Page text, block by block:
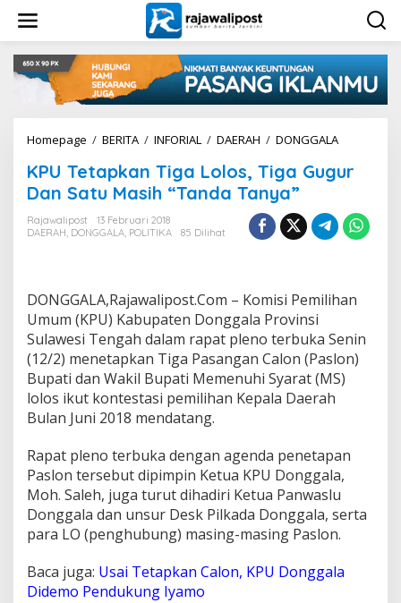
w
Homepage / BERITA / INFORIAL / DAERAH / DONGGALA
U
a
n
i
g
a
L
,
T
i
g
G
g
KPU Tetapkan Tiga Lolos, Tiga Gugur
Dan Satu Masih “Tanda Tanya”
Rajawalipost
13 Februari 2018
DAERAH, DONGGALA, POLITIKA 85 Dilihat
DONGGALA,Rajawalipost.Com – Komisi Pemilihan
Umum (KPU) Kabupaten Donggala Provinsi
Sulawesi Tengah dalam rapat pleno terbuka Senin
(12/2) menetapkan Tiga Pasangan Calon (Paslon)
Bupati dan Wakil Bupati Memenuhi Syarat (MS)
lolos ikut kontestasi pemilihan Kepala Daerah
Bulan Juni 2018 mendatang.
Rapat pleno terbuka dengan agenda penetapan
Paslon tersebut dipimpin Ketua KPU Donggala,
Moh. Saleh, juga turut dihadiri Ketua Panwaslu
Donggala dan unsur Desk Pilkada Donggala, serta
para LO (penghubung) masing-masing Paslon.
Baca juga: Usai Tetapkan Calon, KPU Donggala
Didemo Pendukung Iyamo